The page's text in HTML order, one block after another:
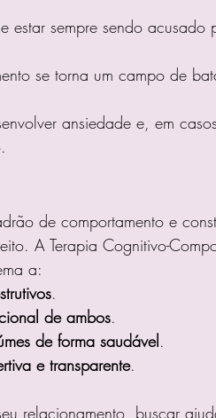
estar sempre sendo acusado
se torna um campo de
ansiedade e, em
de comportamento e
A Terapia Cognitivo-
a:
.
de ambos.
de forma saudável.
e transparente.
relacionamento, buscar